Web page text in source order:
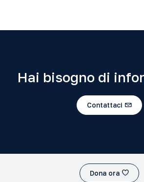
Hai bisogno di
Contattaci
Dona ora